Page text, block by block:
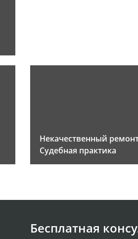
Некачественный
Судебная практика
Бесплатная